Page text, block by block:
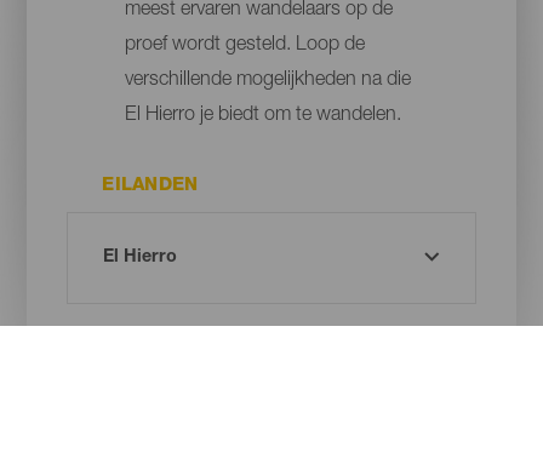
meest ervaren wandelaars op de
proef wordt gesteld. Loop de
verschillende mogelijkheden na die
El Hierro je biedt om te wandelen.
EILANDEN